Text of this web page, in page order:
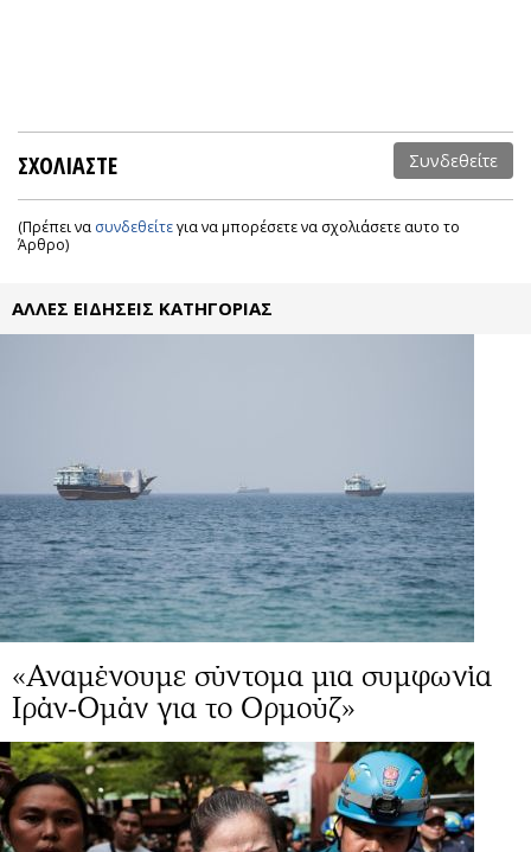
ΣΧΟΛΙΑΣΤΕ Συνδεθείτε
(Πρέπει να συνδεθείτεγια να μπορέσετε να σχολιάσετε αυτο το
Άρθρο)
ΑΛΛΕΣ ΕΙΔΗΣΕΙΣ ΚΑΤΗΓΟΡΙΑΣ
«Αναμένουμε σύντομα μια συμφωνία
Ιράν-Ομάν για το Ορμούζ»